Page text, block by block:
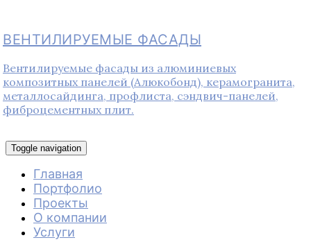
ВЕНТИЛИРУЕМЫЕ ФАСАДЫ
Вентилируемые фасады из алюминиевых
композитных панелей (Алюкобонд), керамогранита,
металлосайдинга, профлиста, сэндвич-панелей,
фиброцементных плит.
Toggle navigation
Главная
Портфолио
Проекты
О компании
Услуги